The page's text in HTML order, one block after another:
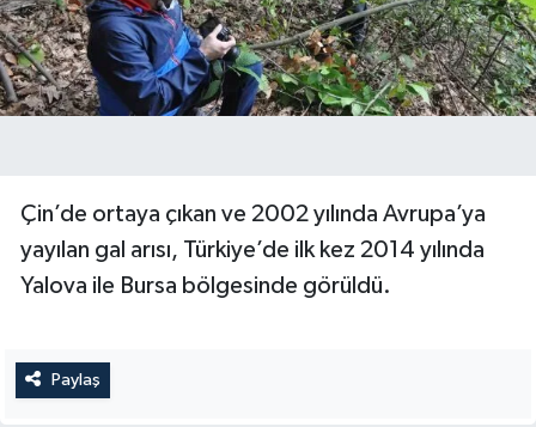
Çin’de ortaya çıkan ve 2002 yılında Avrupa’ya
yayılan gal arısı, Türkiye’de ilk kez 2014 yılında
Yalova ile Bursa bölgesinde görüldü.
Paylaş